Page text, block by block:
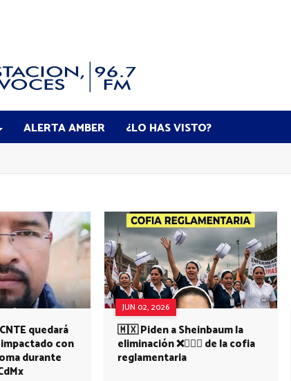
ALERTA AMBER ¿LO HAS VISTO?
quedará
con
durante
JUN 02, 2026
🇲🇽 Piden a Sheinbaum la
eliminación ❌👩🏻‍⚕️ de la cofia
reglamentaria